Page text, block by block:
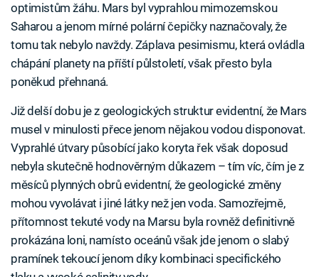
optimistům žáhu. Mars byl vyprahlou mimozemskou
Saharou a jenom mírné polární čepičky naznačovaly, že
tomu tak nebylo navždy. Záplava pesimismu, která ovládla
chápání planety na příští půlstoletí, však přesto byla
poněkud přehnaná.
Již delší dobu je z geologických struktur evidentní, že Mars
musel v minulosti přece jenom nějakou vodou disponovat.
Vyprahlé útvary působící jako koryta řek však doposud
nebyla skutečně hodnověrným důkazem – tím víc, čím je z
měsíců plynných obrů evidentní, že geologické změny
mohou vyvolávat i jiné látky než jen voda. Samozřejmě,
přítomnost tekuté vody na Marsu byla rovněž definitivně
prokázána loni, namísto oceánů však jde jenom o slabý
pramínek tekoucí jenom díky kombinaci specifického